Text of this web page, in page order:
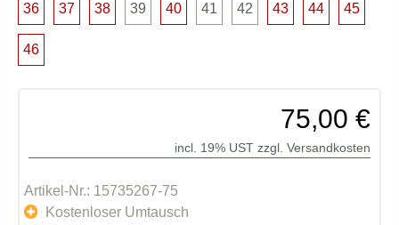
36 37 38 39 40 41 42 43 44 45
46
75,00 €
incl. 19% UST zzgl. Versandkosten
Artikel-Nr.: 15735267-75
Kostenloser Umtausch